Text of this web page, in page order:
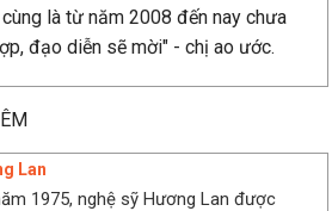
là từ năm 2008 đến nay chưa
đạo diễn sẽ mời" - chị ao ước.
Lan
1975, nghệ sỹ Hương Lan được